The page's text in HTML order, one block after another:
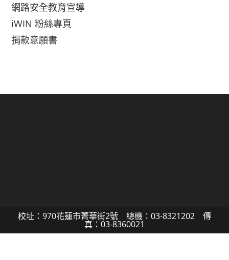
網路安全教育宣導
iWIN 粉絲專頁
捐款意願書
校址：970花蓮市菁華街2號 總機：03-8321202 傳
真：03-8360021